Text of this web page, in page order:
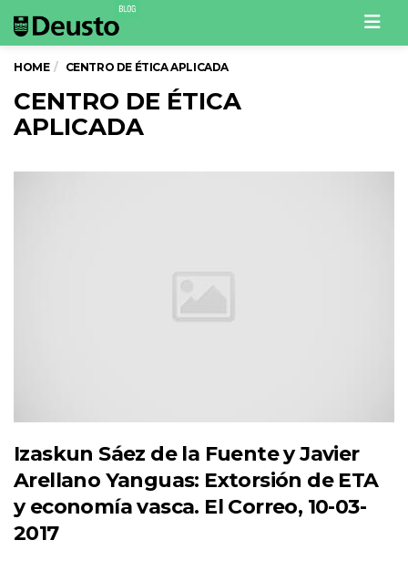
HOME CENTRO DE ÉTICA APLICADA
CENTRO DE ÉTICA
APLICADA
Izaskun Sáez de la Fuente y Javier
Arellano Yanguas: Extorsión de ETA
y economía vasca. El Correo, 10-03-
2017